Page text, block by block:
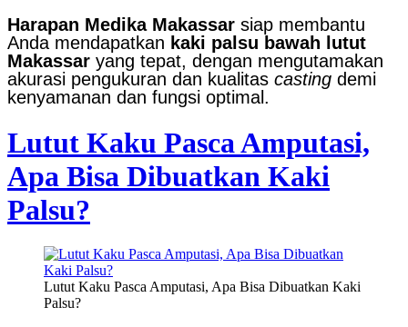
Harapan Medika Makassar siap membantu
Anda mendapatkan kaki palsu bawah lutut
Makassar yang tepat, dengan mengutamakan
akurasi pengukuran dan kualitas casting demi
kenyamanan dan fungsi optimal.
Lutut Kaku Pasca Amputasi,
Apa Bisa Dibuatkan Kaki
Palsu?
Lutut Kaku Pasca Amputasi, Apa Bisa Dibuatkan Kaki
Palsu?